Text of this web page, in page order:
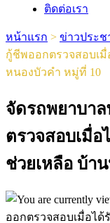
ติดต่อเรา
หน้าแรก > ข่าวประ
กู้ชีพออกตรวจสอบเ
หนองบัวคำ หมู่ที่ 10
จัดรถพยาบา
ตรวจสอบเมื่
ช่วยเหลือ บ้า